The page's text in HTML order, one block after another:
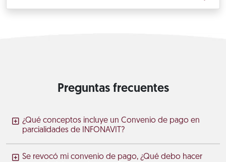
Preguntas frecuentes
¿Qué conceptos incluye un Convenio de pago en
parcialidades de INFONAVIT?
Se revocó mi convenio de pago, ¿Qué debo hacer